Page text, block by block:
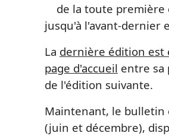
de la toute première
jusqu'à l'avant-dernier
La dernière édition est
page d'accueil entre sa
de l'édition suivante.
Maintenant, le bulletin
(juin et décembre),